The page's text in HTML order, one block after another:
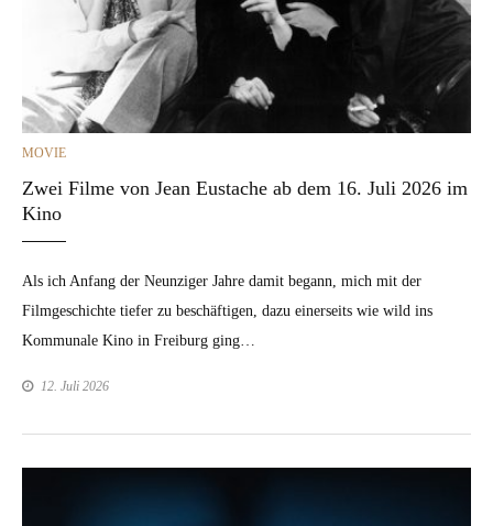
CATEGORIES
MOVIE
Zwei Filme von Jean Eustache ab dem 16. Juli 2026 im
Kino
Als ich Anfang der Neun­ziger Jahre damit begann, mich mit der
Filmgeschichte tiefer zu beschäfti­gen, dazu ein­er­seits wie wild ins
Kom­mu­nale Kino in Freiburg ging…
12. Juli 2026